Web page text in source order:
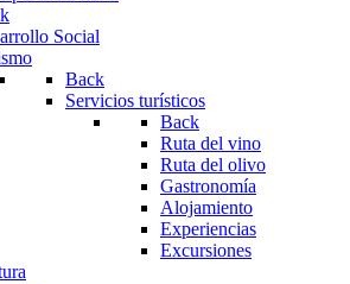
Social
Back
Servicios turísticos
Back
Ruta del vino
Ruta del olivo
Gastronomía
Alojamiento
Experiencias
Excursiones